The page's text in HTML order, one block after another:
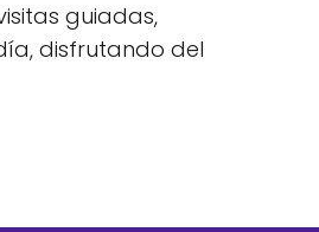
guiadas,
disfrutando del